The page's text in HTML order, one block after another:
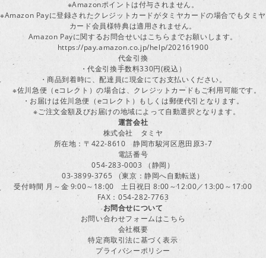
※Amazonポイントは付与されません。
※Amazon Payに登録されたクレジットカードがタミヤカードの場合でもタミヤ
カード会員様特典は適用されません。
Amazon Payに関するお問合せいはこちらまでお願いします。
https://pay.amazon.co.jp/help/202161900
代金引換
・代金引換手数料330円(税込）
・商品到着時に、配達員に現金にてお支払いください。
※佐川急便（eコレクト）の場合は、クレジットカードもご利用可能です。
・お届けは佐川急便（eコレクト）もしくは郵便代引となります。
※ご注文金額及びお届けの地域によって自動選択となります。
運営会社
株式会社 タミヤ
所在地：〒422-8610 静岡市駿河区恩田原3-7
電話番号
054-283-0003 （静岡）
03-3899-3765 （東京：静岡へ自動転送）
受付時間 月～金 9:00～18:00 土日祝日 8:00～12:00／13:00～17:00
FAX：054-282-7763
お問合せについて
お問い合わせフォームはこちら
会社概要
特定商取引法に基づく表示
プライバシーポリシー